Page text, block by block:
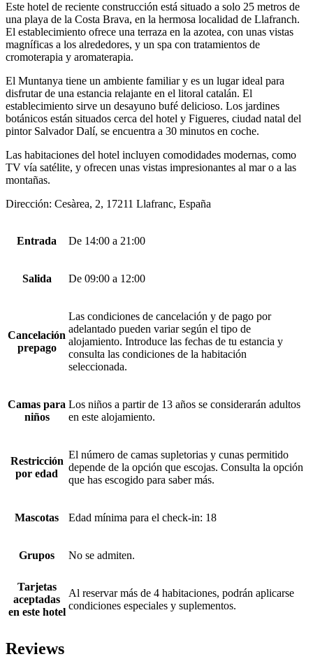
Este hotel de reciente construcción está situado a solo 25 metros de
una playa de la Costa Brava, en la hermosa localidad de Llafranch.
El establecimiento ofrece una terraza en la azotea, con unas vistas
magníficas a los alrededores, y un spa con tratamientos de
cromoterapia y aromaterapia.
El Muntanya tiene un ambiente familiar y es un lugar ideal para
disfrutar de una estancia relajante en el litoral catalán. El
establecimiento sirve un desayuno bufé delicioso. Los jardines
botánicos están situados cerca del hotel y Figueres, ciudad natal del
pintor Salvador Dalí, se encuentra a 30 minutos en coche.
Las habitaciones del hotel incluyen comodidades modernas, como
TV vía satélite, y ofrecen unas vistas impresionantes al mar o a las
montañas.
Dirección: Cesàrea, 2, 17211 Llafranc, España
Entrada De 14:00 a 21:00
Salida De 09:00 a 12:00
Cancelación
prepago
Las condiciones de cancelación y de pago por
adelantado pueden variar según el tipo de
alojamiento. Introduce las fechas de tu estancia y
consulta las condiciones de la habitación
seleccionada.
Camas para
niños
Los niños a partir de 13 años se considerarán adultos
en este alojamiento.
Restricción
por edad
El número de camas supletorias y cunas permitido
depende de la opción que escojas. Consulta la opción
que has escogido para saber más.
Mascotas Edad mínima para el check-in: 18
Grupos No se admiten.
Tarjetas
aceptadas
en este hotel
Al reservar más de 4 habitaciones, podrán aplicarse
condiciones especiales y suplementos.
Reviews